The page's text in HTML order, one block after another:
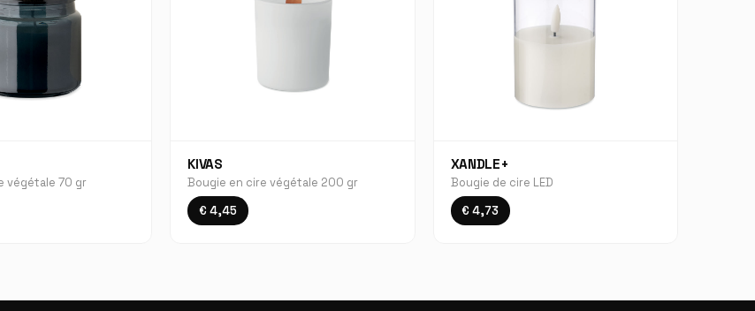
végétale 70 gr
KIVAS
Bougie en cire végétale 200 gr
€ 4,45
XANDLE+
Bougie de cire LED
€ 4,73